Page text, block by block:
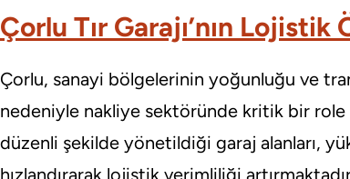
Çorlu Tır Garajı’nın Lojistik
Çorlu, sanayi bölgelerinin yoğunluğu ve
nedeniyle nakliye sektöründe kritik bir
düzenli şekilde yönetildiği garaj alanları,
hızlandırarak lojistik verimliliği